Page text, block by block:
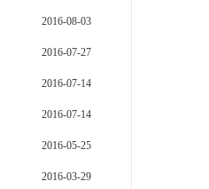
2016-08-03
2016-07-27
2016-07-14
2016-07-14
2016-05-25
2016-03-29